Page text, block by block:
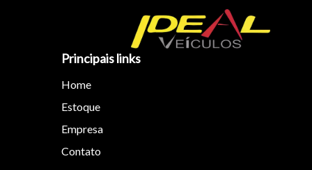
Principais links
Home
Estoque
Empresa
Contato